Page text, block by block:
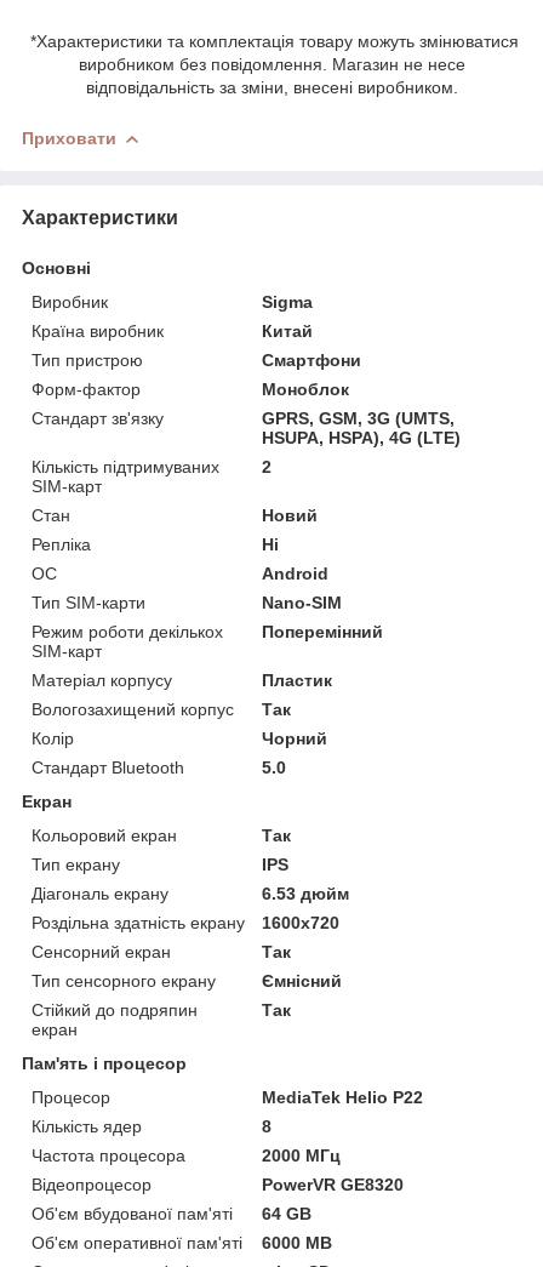
*Характеристики та комплектація товару можуть змінюватися
виробником без повідомлення. Магазин не несе
відповідальність за зміни, внесені виробником.
Приховати
Характеристики
Основні
Виробник
Sigma
Країна виробник
Китай
Тип пристрою
Смартфони
Форм-фактор
Моноблок
Стандарт зв'язку
GPRS, GSM, 3G (UMTS,
HSUPA, HSPA), 4G (LTE)
Кількість підтримуваних
SIM-карт
2
Стан
Новий
Репліка
Ні
ОС
Android
Тип SIM-карти
Nano-SIM
Режим роботи декількох
SIM-карт
Поперемінний
Матеріал корпусу
Пластик
Вологозахищений корпус
Так
Колір
Чорний
Стандарт Bluetooth
5.0
Екран
Кольоровий екран
Так
Тип екрану
IPS
Діагональ екрану
6.53 дюйм
Роздільна здатність екрану
1600x720
Сенсорний екран
Так
Тип сенсорного екрану
Ємнісний
Стійкий до подряпин
екран
Так
Пам'ять і процесор
Процесор
MediaTek Helio P22
Кількість ядер
8
Частота процесора
2000 МГц
Відеопроцесор
PowerVR GE8320
Об'єм вбудованої пам'яті
64 GB
Об'єм оперативної пам'яті
6000 MB